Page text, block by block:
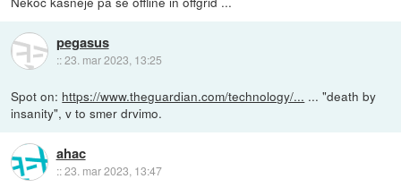
pegasus
::23. mar 2023, 13:25
Spot on: https://www.theguardian.com/technology/... ... "death by
insanity", v to smer drvimo.
ahac
::23. mar 2023, 13:47